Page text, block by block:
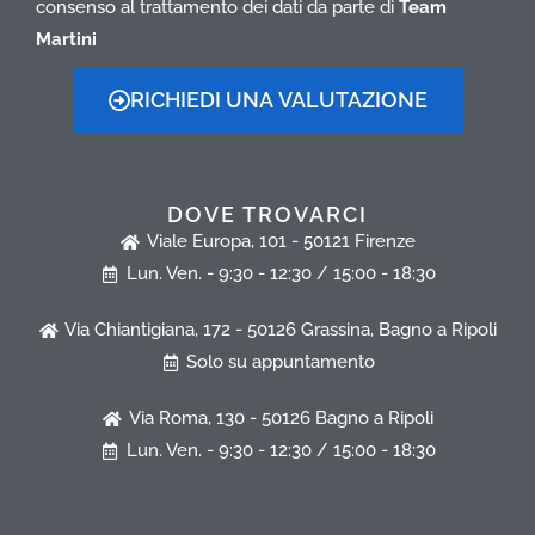
consenso al trattamento dei dati da parte di Team
Martini
RICHIEDI UNA VALUTAZIONE
DOVE TROVARCI
Viale Europa, 101 - 50121 Firenze
Lun. Ven. - 9:30 - 12:30 / 15:00 - 18:30
Via Chiantigiana, 172 - 50126 Grassina, Bagno a Ripoli
Solo su appuntamento
Via Roma, 130 - 50126 Bagno a Ripoli
Lun. Ven. - 9:30 - 12:30 / 15:00 - 18:30